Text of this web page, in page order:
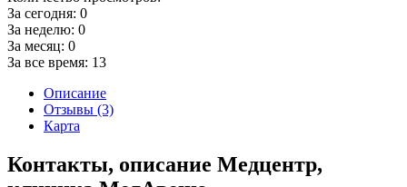
За сегодня: 0
За неделю: 0
За месяц: 0
За все время: 13
Описание
Отзывы (3)
Карта
Контакты, описание Медцентр,